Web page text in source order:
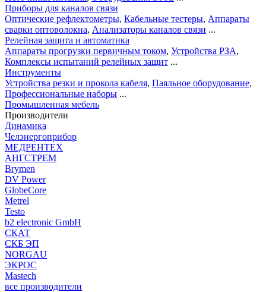
Приборы для каналов связи
Оптические рефлектометры, Кабельные тестеры, Аппараты
сварки оптоволокна, Анализаторы каналов связи ...
Релейная защита и автоматика
Аппараты прогрузки первичным током, Устройства РЗА,
Комплексы испытаний релейных защит ...
Инструменты
Устройства резки и прокола кабеля, Паяльное оборудование,
Профессиональные наборы ...
Промышленная мебель
Производители
Динамика
Челэнергоприбор
МЕДРЕНТЕХ
АНГСТРЕМ
Brymen
DV Power
GlobeCore
Metrel
Testo
b2 electronic GmbH
СКАТ
СКБ ЭП
NORGAU
ЭКРОС
Mastech
все производители